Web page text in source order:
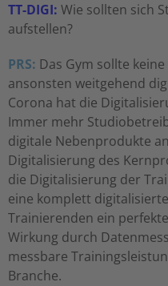
TT-DIGI: Wie sollten sich
aufstellen?
PRS: Das Gym sollte
ansonsten weitgehend
Corona hat die
Immer mehr
digitale Nebenprodukte
Digitalisierung des
die Digitalisierung der
eine komplett
Trainierenden ein
Wirkung durch
messbare
Branche.